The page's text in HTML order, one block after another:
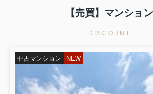
【売買】マンション
DISCOUNT
中古マンション NEW